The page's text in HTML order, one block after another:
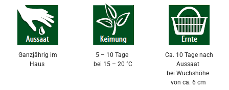
Ganzjährig im
Haus
5 – 10 Tage
bei 15 – 20 °C
Ca. 10 Tage nach
Aussaat
bei Wuchshöhe
von ca. 6 cm